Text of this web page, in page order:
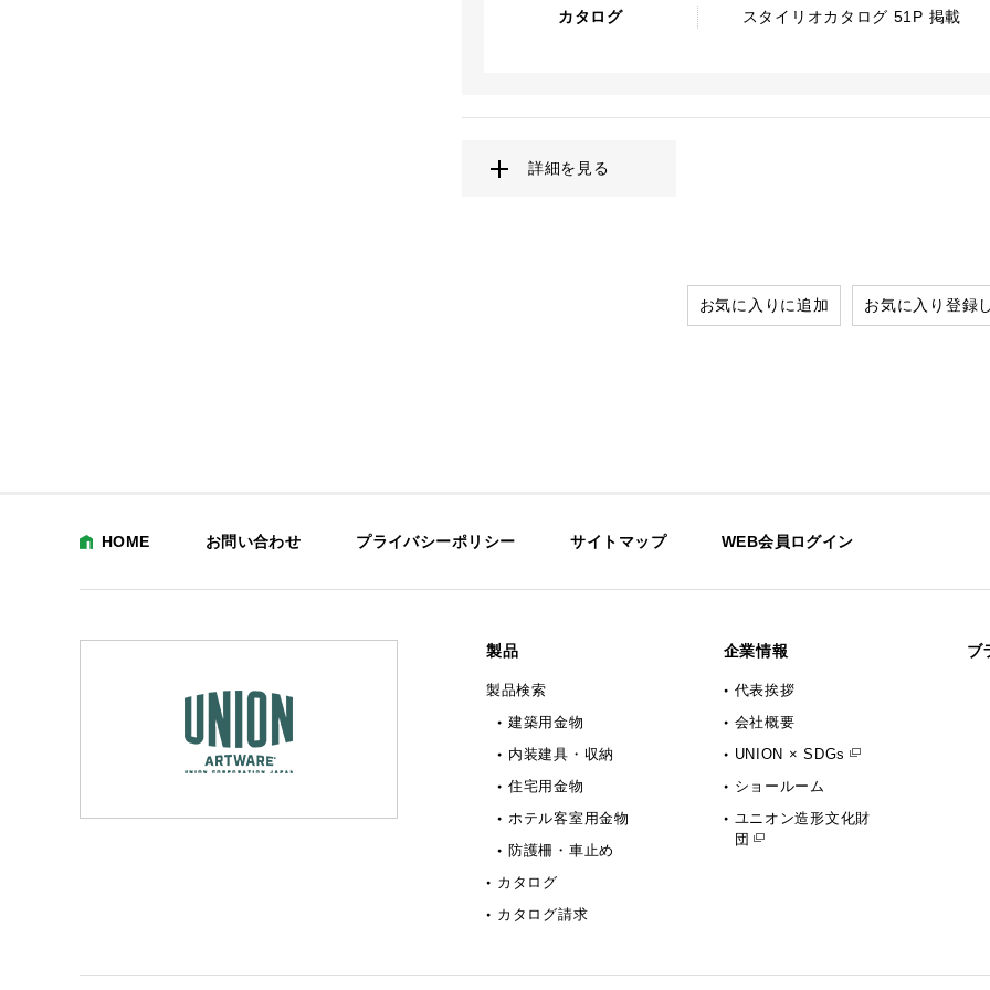
カタログ スタイリオカタログ 51P 掲載
詳細を見る
お気に入りに追加 お気に入り登録
HOME お問い合わせ プライバシーポリシー サイトマップ WEB会員ログイン
製品
製品検索
建築用金物
内装建具・収納
住宅用金物
ホテル客室用金物
防護柵・車止め
カタログ
カタログ請求
企業情報
代表挨拶
会社概要
UNION × SDGs
ショールーム
ユニオン造形文化財
団
ブ